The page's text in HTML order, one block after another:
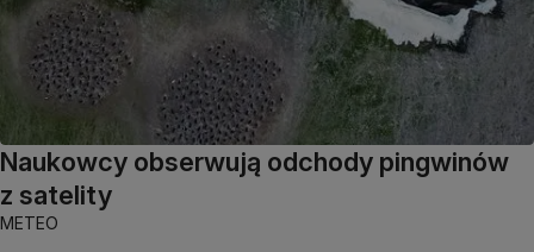
Naukowcy obserwują odchody pingwinów
z satelity
METEO